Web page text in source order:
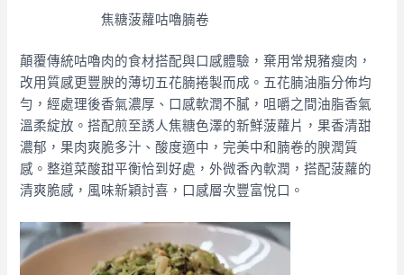
焦糖菠蘿咕嚕腩卷
顛覆傳統咕嚕肉的食材搭配與口感體驗，棄用常規豬瘦肉，
改用質感更豐腴的薄切五花腩捲製而成。五花腩油脂分佈均
勻，經處理後香氣濃厚、口感軟潤不膩，咀嚼之間油脂香氣
溫柔綻放。搭配煎至誘人焦糖色澤的新鮮菠蘿片，果香清甜
濃郁，果肉爽脆多汁、酸度適中，完美中和腩卷的腴潤質
感。整道菜酸甜平衡恰到好處，外微香內軟潤，搭配菠蘿的
清爽脆感，風味新穎討喜，口感層次豐富悅口。